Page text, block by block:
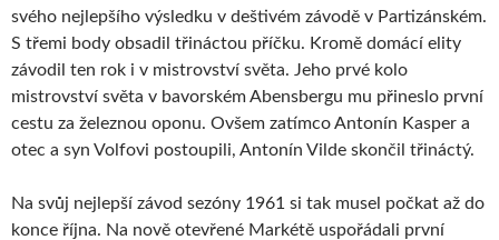
svého nejlepšího výsledku v deštivém závodě v Partizánském.
S třemi body obsadil třináctou příčku. Kromě domácí elity
závodil ten rok i v mistrovství světa. Jeho prvé kolo
mistrovství světa v bavorském Abensbergu mu přineslo první
cestu za železnou oponu. Ovšem zatímco Antonín Kasper a
otec a syn Volfovi postoupili, Antonín Vilde skončil třináctý.
Na svůj nejlepší závod sezóny 1961 si tak musel počkat až do
konce října. Na nově otevřené Markétě uspořádali první